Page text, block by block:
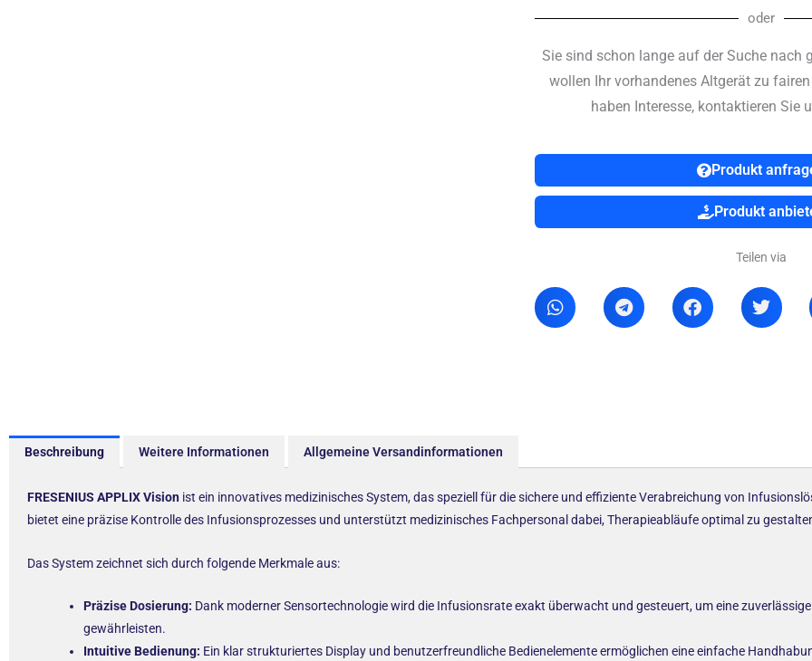
oder
Sie sind schon lange auf der Suche nach
wollen Ihr vorhandenes Altgerät zu
haben Interesse, kontaktieren Sie
Produkt
Produkt
Teilen via
Beschreibung Weitere Informationen Allgemeine Versandinformationen
FRESENIUS APPLIX Vision ist ein innovatives medizinisches System, das speziell für die sichere und effiziente Verabreichung von
bietet eine präzise Kontrolle des Infusionsprozesses und unterstützt medizinisches Fachpersonal dabei, Therapieabläufe optimal zu
Das System zeichnet sich durch folgende Merkmale aus:
Präzise Dosierung: Dank moderner Sensortechnologie wird die Infusionsrate exakt überwacht und gesteuert, um eine
gewährleisten.
Intuitive Bedienung: Ein klar strukturiertes Display und benutzerfreundliche Bedienelemente ermöglichen eine einfache